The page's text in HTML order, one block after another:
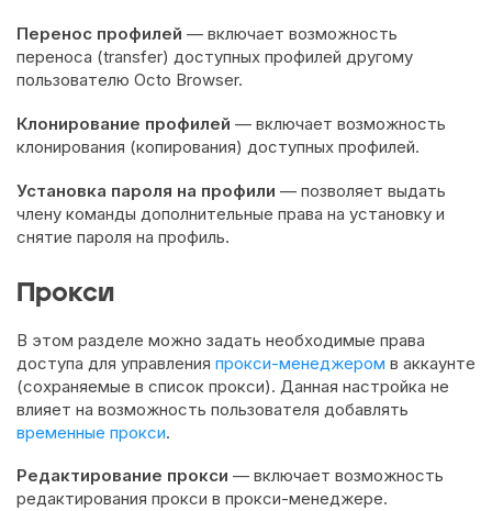
Перенос профилей — включает возможность
переноса (transfer) доступных профилей другому
пользователю Octo Browser.
Клонирование профилей — включает возможность
клонирования (копирования) доступных профилей.
Установка пароля на профили — позволяет выдать
члену команды дополнительные права на установку и
снятие пароля на профиль.
Прокси
В этом разделе можно задать необходимые права
доступа для управления прокси-менеджером в аккаунте
(сохраняемые в список прокси). Данная настройка не
влияет на возможность пользователя добавлять
временные прокси.
Редактирование прокси — включает возможность
редактирования прокси в прокси-менеджере.